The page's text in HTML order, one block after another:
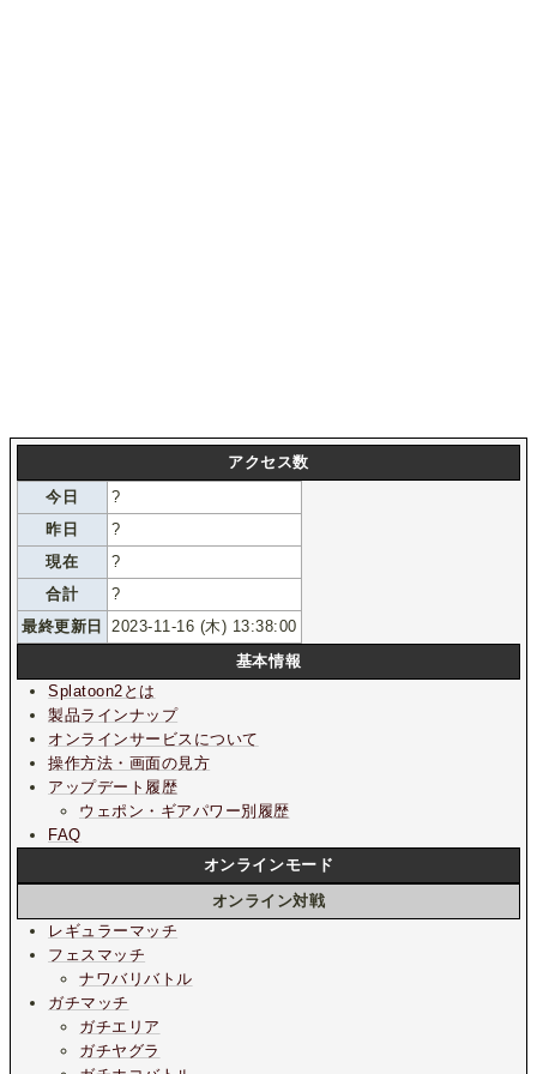
アクセス数
今日
?
昨日
?
現在
?
合計
?
最終更新日
2023-11-16 (木) 13:38:00
基本情報
Splatoon2とは
製品ラインナップ
オンラインサービスについて
操作方法・画面の見方
アップデート履歴
ウェポン・ギアパワー別履歴
FAQ
オンラインモード
オンライン対戦
レギュラーマッチ
フェスマッチ
ナワバリバトル
ガチマッチ
ガチエリア
ガチヤグラ